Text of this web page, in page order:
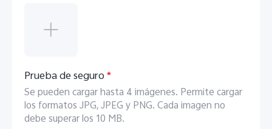
Prueba de seguro*
Se pueden cargar hasta 4 imágenes. Permite cargar
los formatos JPG, JPEG y PNG. Cada imagen no
debe superar los 10 MB.